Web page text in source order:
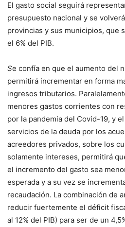
El gasto social seguirá
presupuesto nacional y se
provincias y sus municipios, que
el 6% del PIB.
Se confía en que el aumento del
permitirá incrementar en forma
ingresos tributarios.
menores gastos corrientes con
por la pandemia del Covid-19, y
servicios de la deuda por los
acreedores privados, sobre los
solamente intereses, permitirá
el incremento del gasto sea
esperada y a su vez se
recaudación. La combinación de
reducir fuertemente el déficit
al 12% del PIB) para ser de un